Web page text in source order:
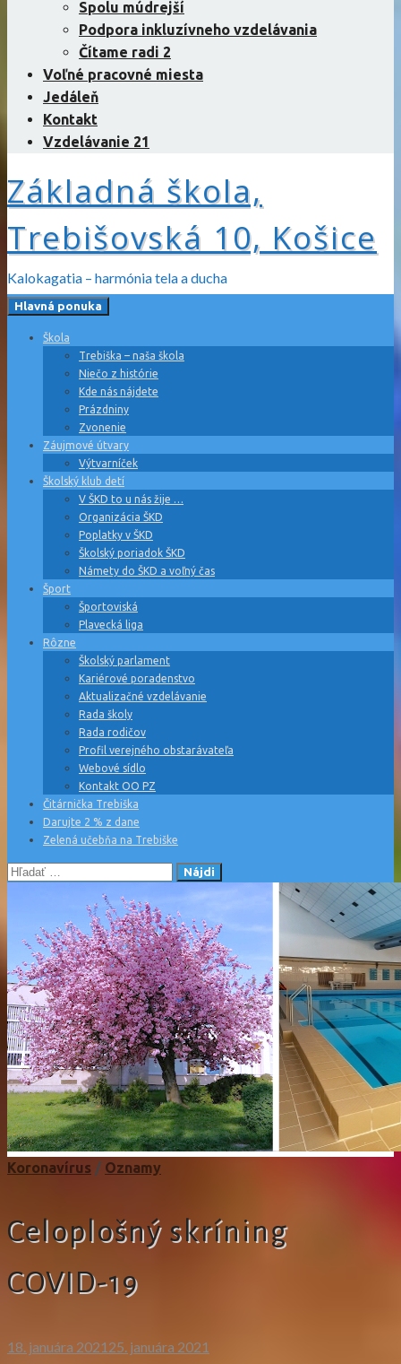
Spolu múdrejší
Podpora inkluzívneho vzdelávania
Čítame radi 2
Voľné pracovné miesta
Jedáleň
Kontakt
Vzdelávanie 21
Základná škola,
Trebišovská 10, Košice
Kalokagatia – harmónia tela a ducha
Hlavná ponuka
Škola
Trebiška – naša škola
Niečo z histórie
Kde nás nájdete
Prázdniny
Zvonenie
Záujmové útvary
Výtvarníček
Školský klub detí
V ŠKD to u nás žije …
Organizácia ŠKD
Poplatky v ŠKD
Školský poriadok ŠKD
Námety do ŠKD a voľný čas
Šport
Športoviská
Plavecká liga
Rôzne
Školský parlament
Kariérové poradenstvo
Aktualizačné vzdelávanie
Rada školy
Rada rodičov
Profil verejného obstarávateľa
Webové sídlo
Kontakt OO PZ
Čitárnička Trebiška
Darujte 2 % z dane
Zelená učebňa na Trebiške
Hľadať:
Koronavírus / Oznamy
Celoplošný skríning
COVID-19
18. januára 2021 25. januára 2021